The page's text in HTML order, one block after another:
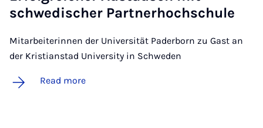
schwedis­cher Part­ner­hoch­schule
Mitarbeiterinnen der Universität Paderborn zu Gast an
der Kristianstad University in Schweden
Read more